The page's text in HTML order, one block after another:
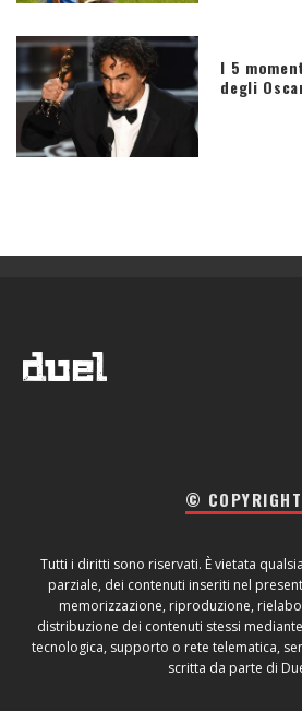
I 5
degli
© COPYRIGHT
Tutti i diritti sono riservati. È vietata
parziale, dei contenuti inseriti nel
memorizzazione, riproduzione,
distribuzione dei contenuti stessi
tecnologica, supporto o rete telematica,
scritta da parte di